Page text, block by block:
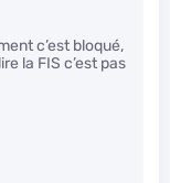
c’est bloqué,
la FIS c’est pas